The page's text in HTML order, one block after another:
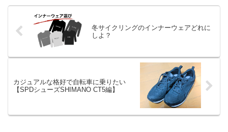
冬サイクリングのインナーウェアどれに
しよ？
カジュアルな格好で自転車に乗りたい
【SPDシューズSHIMANO CT5編】